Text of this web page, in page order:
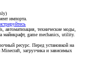
импорта.
автоматизация, технические моды,
game mechanics, utility.
ресурс. Перед установкой на
Minecraft, загрузчика и зависимых